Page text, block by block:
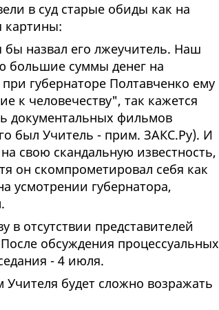
в суд старые обиды как на
картины:
назвал его лжеучитель. Наш
большие суммы денег на
губернаторе Полтавченко ему
к человечеству", так кажется
документальных фильмов
был Учитель - прим. ЗАКС.Ру). И
свою скандальную известность,
он скомпрометировал себя как
усмотрении губернатора,
в отсутствии представителей
обсуждения процессуальных
- 4 июля.
будет сложно возражать